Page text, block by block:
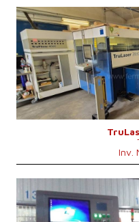
Baujahr:
Max. Werkstücklänge
Max. Werkstückbreite
Max. Blechdicke
Laserleistung
Fiber
Max. Werkstückgewicht
Maschinenabmessungen L x B
Kontrollsystem
Inv.
Baujahr:
Max. Werkstücklänge3000
Max. Werkstückbreite1500